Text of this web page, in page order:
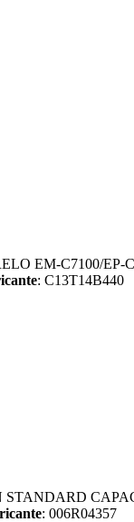
EM-C7100/EP-
: C13T14B440
STANDARD
: 006R04357